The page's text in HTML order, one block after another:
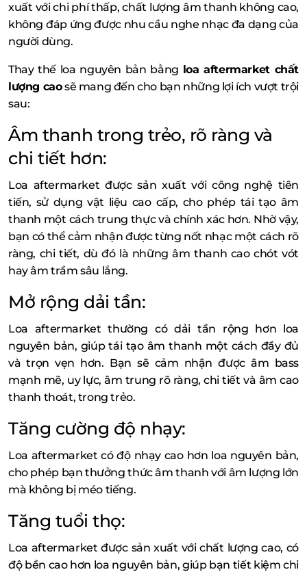
xuất với chi phí thấp, chất lượng âm thanh không cao,
không đáp ứng được nhu cầu nghe nhạc đa dạng của
người dùng.
Thay thế loa nguyên bản bằng loa aftermarket chất
lượng caosẽ mang đến cho bạn những lợi ích vượt trội
sau:
Âm thanh trong trẻo, rõ ràng và
chi tiết hơn:
Loa aftermarket được sản xuất với công nghệ tiên
tiến, sử dụng vật liệu cao cấp, cho phép tái tạo âm
thanh một cách trung thực và chính xác hơn. Nhờ vậy,
bạn có thể cảm nhận được từng nốt nhạc một cách rõ
ràng, chi tiết, dù đó là những âm thanh cao chót vót
hay âm trầm sâu lắng.
Mở rộng dải tần:
Loa aftermarket thường có dải tần rộng hơn loa
nguyên bản, giúp tái tạo âm thanh một cách đầy đủ
và trọn vẹn hơn. Bạn sẽ cảm nhận được âm bass
mạnh mẽ, uy lực, âm trung rõ ràng, chi tiết và âm cao
thanh thoát, trong trẻo.
Tăng cường độ nhạy:
Loa aftermarket có độ nhạy cao hơn loa nguyên bản,
cho phép bạn thưởng thức âm thanh với âm lượng lớn
mà không bị méo tiếng.
Tăng tuổi thọ:
Loa aftermarket được sản xuất với chất lượng cao, có
độ bền cao hơn loa nguyên bản, giúp bạn tiết kiệm chi